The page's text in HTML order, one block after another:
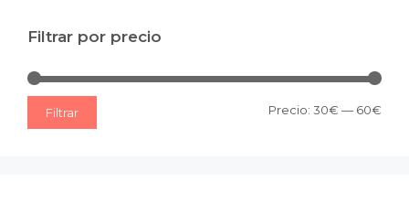
Filtrar por precio
Filtrar Precio: 30€ — 60€